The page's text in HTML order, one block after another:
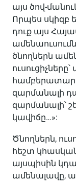
այս ծով-
Որպես սկիզբ
դուք այս
ծնողներն
զարմանալի
զարմանալի՝
կավիճը…»:
Ծնողներն,
հեշտ
այսպիսին
ամենալավը,